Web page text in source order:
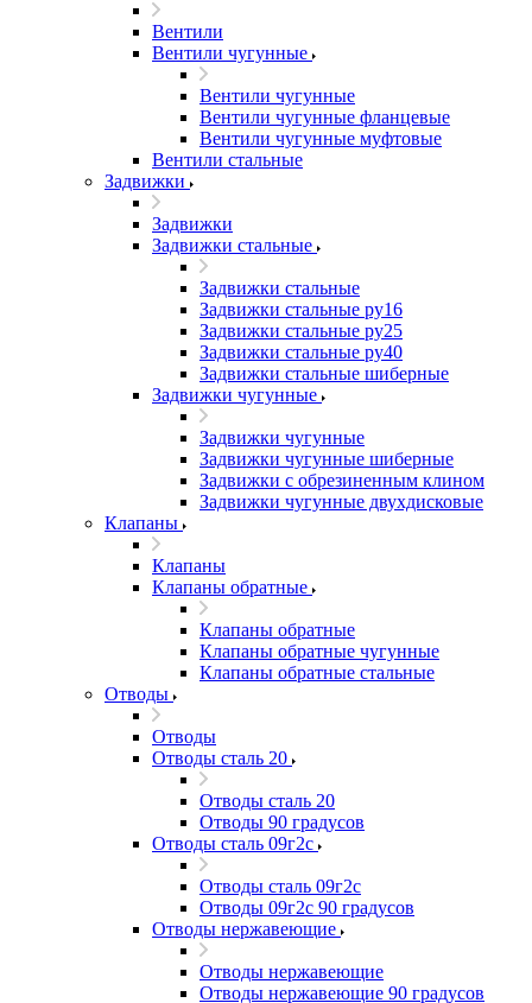
Вентили
Вентили чугунные
Вентили чугунные
Вентили чугунные фланцевые
Вентили чугунные муфтовые
Вентили стальные
Задвижки
Задвижки
Задвижки стальные
Задвижки стальные
Задвижки стальные ру16
Задвижки стальные ру25
Задвижки стальные ру40
Задвижки стальные шиберные
Задвижки чугунные
Задвижки чугунные
Задвижки чугунные шиберные
Задвижки с обрезиненным клином
Задвижки чугунные двухдисковые
Клапаны
Клапаны
Клапаны обратные
Клапаны обратные
Клапаны обратные чугунные
Клапаны обратные стальные
Отводы
Отводы
Отводы сталь 20
Отводы сталь 20
Отводы 90 градусов
Отводы сталь 09г2с
Отводы сталь 09г2с
Отводы 09г2с 90 градусов
Отводы нержавеющие
Отводы нержавеющие
Отводы нержавеющие 90 градусов